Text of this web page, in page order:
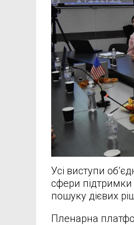
Усі виступи
сфери підтримки
пошуку дієвих
Пленарна